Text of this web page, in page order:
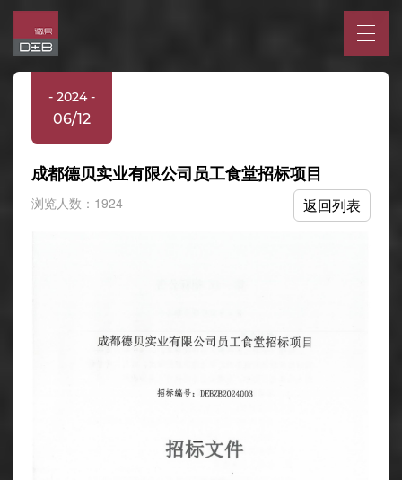
- 2024 -
06/12
成都德贝实业有限公司员工食堂招标项目
返回列表
浏览人数：1924